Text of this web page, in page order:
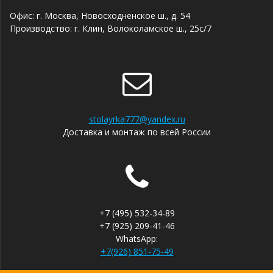
Офис: г. Москва, Новосходненское ш., д. 54
Производство: г. Клин, Волоколамское ш., 25с/7
stolayrka777@yandex.ru
Доставка и монтаж по всей России
+7 (495) 532-34-89
+7 (925) 209-41-46
WhatsApp:
+7(926) 851-75-49